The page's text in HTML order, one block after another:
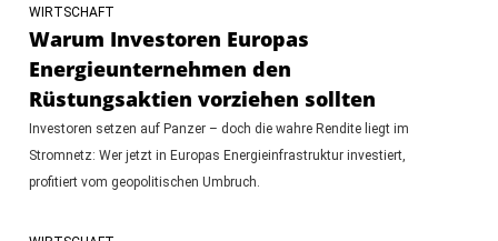
WIRTSCHAFT
Warum Investoren Europas
Energieunternehmen den
Rüstungsaktien vorziehen sollten
Investoren setzen auf Panzer – doch die wahre Rendite liegt im
Stromnetz: Wer jetzt in Europas Energieinfrastruktur investiert,
profitiert vom geopolitischen Umbruch.